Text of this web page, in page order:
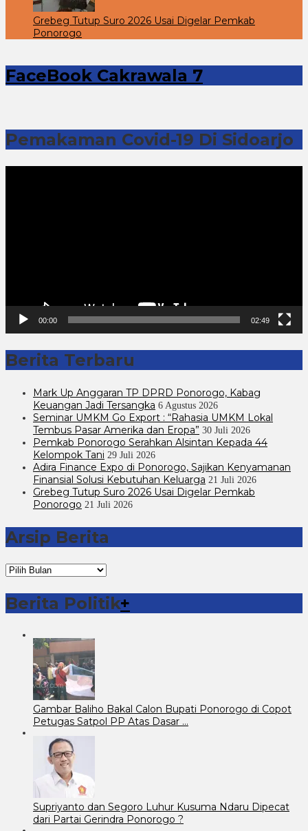
Grebeg Tutup Suro 2026 Usai Digelar Pemkab
Ponorogo
FaceBook Cakrawala 7
Pemakaman Covid-19 Di Sidoarjo
00:00 02:49
Berita Terbaru
Mark Up Anggaran TP DPRD Ponorogo, Kabag
Keuangan Jadi Tersangka 6 Agustus 2026
Seminar UMKM Go Export : “Rahasia UMKM Lokal
Tembus Pasar Amerika dan Eropa” 30 Juli 2026
Pemkab Ponorogo Serahkan Alsintan Kepada 44
Kelompok Tani 29 Juli 2026
Adira Finance Expo di Ponorogo, Sajikan Kenyamanan
Finansial Solusi Kebutuhan Keluarga 21 Juli 2026
Grebeg Tutup Suro 2026 Usai Digelar Pemkab
Ponorogo 21 Juli 2026
Arsip Berita
Arsip
Berita
Berita Politik+
Gambar Baliho Bakal Calon Bupati Ponorogo di Copot
Petugas Satpol PP Atas Dasar …
Supriyanto dan Segoro Luhur Kusuma Ndaru Dipecat
dari Partai Gerindra Ponorogo ?